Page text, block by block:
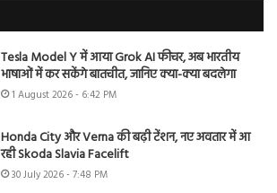
Tesla Model Y में आया Grok AI फीचर, अब भारतीय
भाषाओं में कर सकेंगे बातचीत, जानिए क्या-क्या बदलेगा
1 August 2026 - 6:42 PM
Honda City और Verna की बढ़ी टेंशन, नए अवतार में आ
रही Skoda Slavia Facelift
30 July 2026 - 7:48 PM